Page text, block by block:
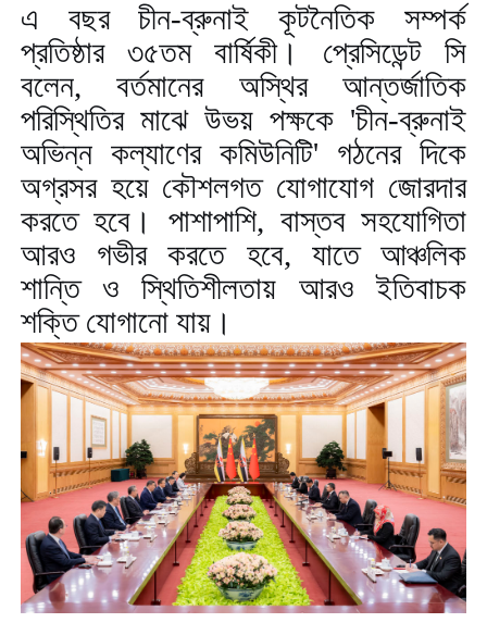
এ বছর চীন-ব্রুনাই কূটনৈতিক সম্পর্ক
প্রতিষ্ঠার ৩৫তম বার্ষিকী। প্রেসিডেন্ট সি
বলেন,বর্তমানের অস্থির আন্তর্জাতিক
পরিস্থিতির মাঝে উভয় পক্ষকে 'চীন-ব্রুনাই
অভিন্ন কল্যাণের কমিউনিটি' গঠনের দিকে
অগ্রসর হয়ে কৌশলগত যোগাযোগ জোরদার
করতে হবে। পাশাপাশি, বাস্তব সহযোগিতা
আরও গভীর করতে হবে, যাতে আঞ্চলিক
শান্তি ও স্থিতিশীলতায় আরও ইতিবাচক
শক্তি যোগানো যায়।